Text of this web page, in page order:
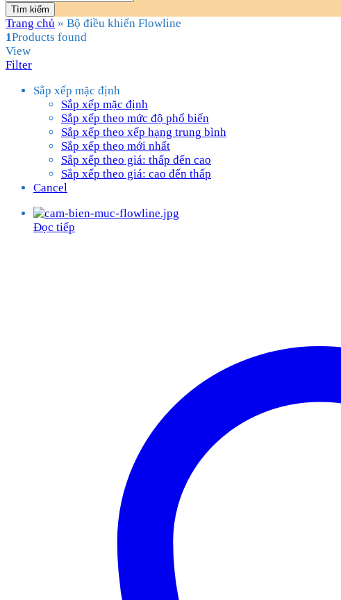
Tìm kiếm
Trang chủ » Bộ điều khiển Flowline
1Products found
View
Filter
Sắp xếp mặc định
Sắp xếp mặc định
Sắp xếp theo mức độ phổ biến
Sắp xếp theo xếp hạng trung bình
Sắp xếp theo mới nhất
Sắp xếp theo giá: thấp đến cao
Sắp xếp theo giá: cao đến thấp
Cancel
Đọc tiếp